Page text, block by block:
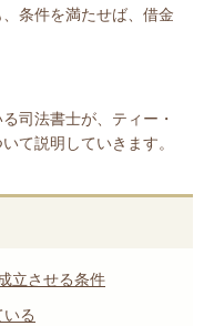
条件を満たせば、借金
司法書士が、 ティー・
て説明していきます。
立させる条件
る